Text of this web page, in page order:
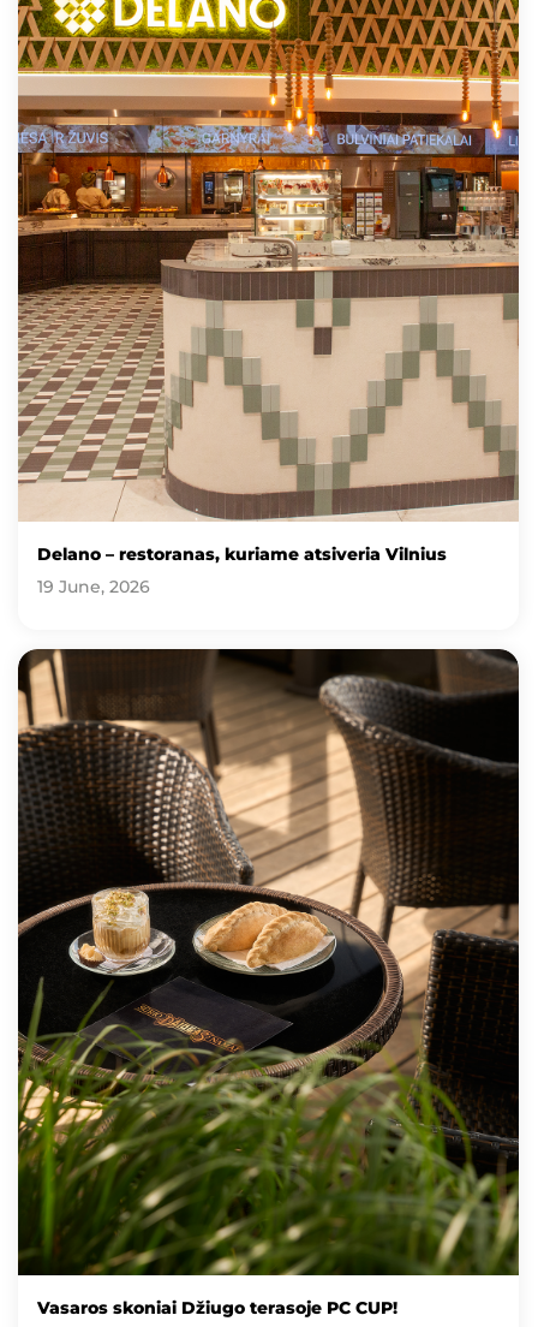
Delano – restoranas, kuriame atsiveria Vilnius
19 June, 2026
Vasaros skoniai Džiugo terasoje PC CUP!